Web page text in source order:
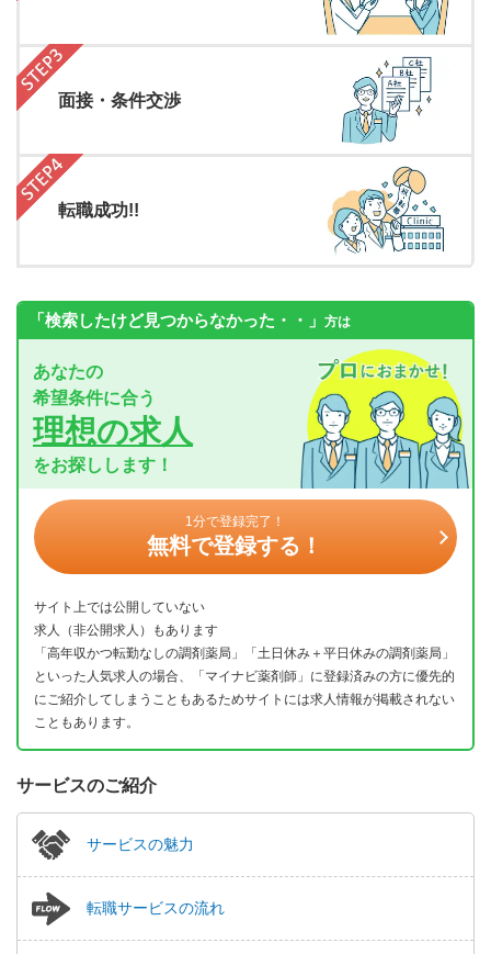
面接・条件交渉
転職成功!!
「検索したけど見つからなかった・・」 方は
あなたの
希望条件に合う
理想の求人
をお探しします！
1分で登録完了！
無料で登録する！
サイト上では公開していない
求人（非公開求人）もあります
「高年収かつ転勤なしの調剤薬局」「土日休み＋平日休みの調剤薬局」
といった人気求人の場合、「マイナビ薬剤師」に登録済みの方に優先的
にご紹介してしまうこともあるためサイトには求人情報が掲載されない
こともあります。
サービスのご紹介
サービスの魅力
転職サービスの流れ